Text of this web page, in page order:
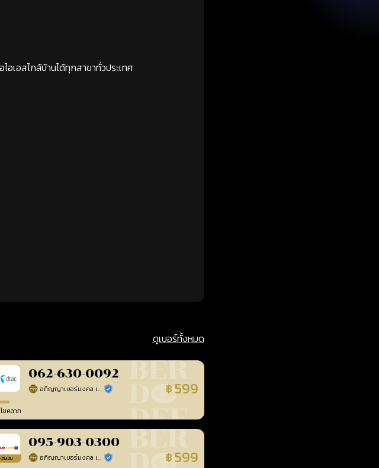
เอสไกล้บ้านได้ทุกสาขาทั่วประเทศ
ดูเบอร์ทั้งหมด
062-630-0092
อภิญญาเบอร์มงคล เบอร์สวยเลขศาสตร์ ร้านยืนยันแล้ว ฿ 599
โชคลาภ
เติมเงิน
095-903-0300
อภิญญาเบอร์มงคล เบอร์สวยเลขศาสตร์ ร้านยืนยันแล้ว ฿ 599